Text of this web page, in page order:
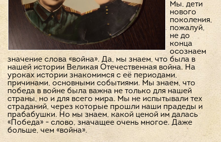
Мы, дети
нового
поколения,
пожалуй,
не до
конца
осознаем
значение слова «война». Да, мы знаем, что была в
нашей истории Великая Отечественная война. На
уроках истории знакомимся с её периодами,
причинами, основными событиями. Мы знаем, что
победа в войне была важна не только для нашей
страны, но и для всего мира. Мы не испытывали тех
страданий, через которые прошли наши прадеды и
прабабушки. Но мы знаем, какой ценой им далась
«Победа» - слово, значащее очень многое. Даже
больше, чем «война».